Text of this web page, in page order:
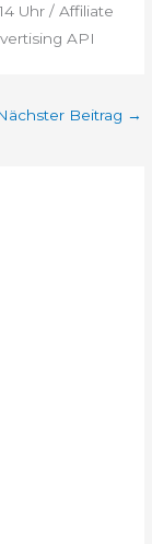
Uhr / Affiliate
API
Beitrag →